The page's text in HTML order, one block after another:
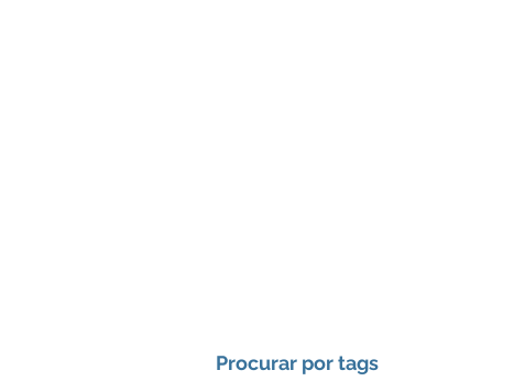
Procurar por tags